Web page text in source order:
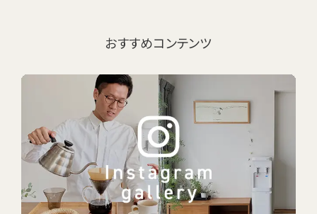
おすすめコンテンツ